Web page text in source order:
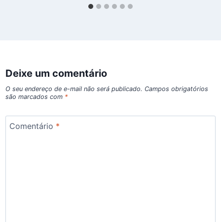
Deixe um comentário
O seu endereço de e-mail não será publicado. Campos obrigatórios
são marcados com *
Comentário *